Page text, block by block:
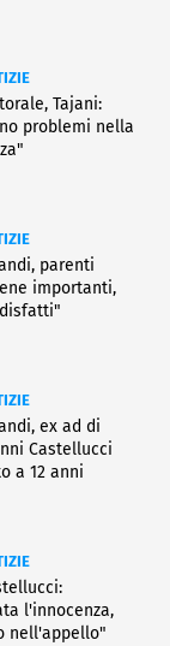
Tajani:
problemi nella
parenti
importanti,
ex ad di
Castellucci
a 12 anni
l'innocenza,
nell'appello"